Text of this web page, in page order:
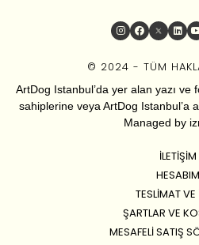
© 2024 - TÜM
ArtDog Istanbul’da yer alan yazı ve
sahiplerine veya ArtDog Istanbul’a
Managed by
İLETIŞIM
HESABIM
TESLIMAT VE
ŞARTLAR VE
MESAFELI SATIŞ